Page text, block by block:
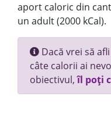
aport caloric din
un adult (2000 kCal).
Dacă vrei să
câte calorii ai
obiectivul,îl poți